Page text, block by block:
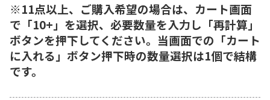
※11点以上、ご購入希望の場合は、カート画面
で「10+」を選択、必要数量を入力し「再計算」
ボタンを押下してください。当画面での「カート
に入れる」ボタン押下時の数量選択は1個で結構
です。